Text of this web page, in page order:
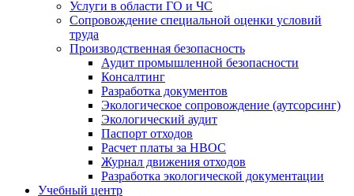
Услуги в области ГО и ЧС
Сопровождение специальной оценки условий
труда
Производственная безопасность
Аудит промышленной безопасности
Консалтинг
Разработка документов
Экологическое сопровождение (аутсорсинг)
Экологический аудит
Паспорт отходов
Расчет платы за НВОС
Журнал движения отходов
Разработка экологической документации
Учебный центр